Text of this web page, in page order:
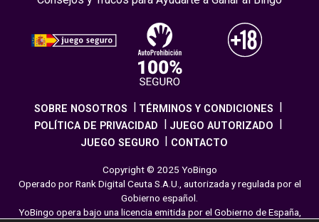
SOBRE NOSOTROS
TÉRMINOS Y CONDICIONES
POLÍTICA DE PRIVACIDAD
JUEGO AUTORIZADO
JUEGO SEGURO
CONTACTO
Copyright © 2025 YoBingo
Operado por Rank Digital Ceuta S.A.U., autorizada y regulada por el
Gobierno español.
YoBingo opera bajo una licencia emitida por el Gobierno de España,